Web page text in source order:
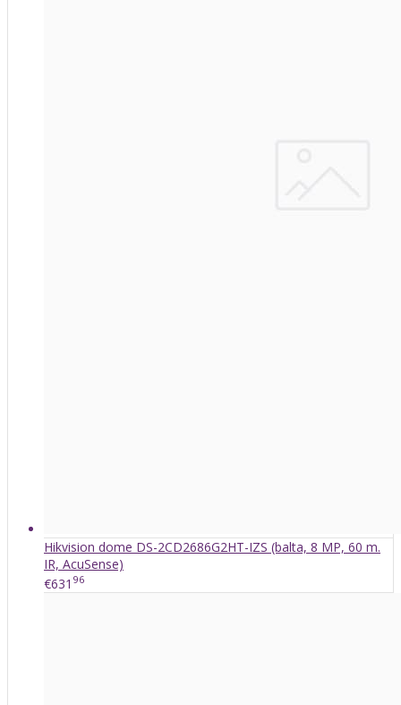
Hikvision dome DS-2CD2686G2HT-IZS (balta, 8 MP, 60 m.
IR, AcuSense)
€631 96